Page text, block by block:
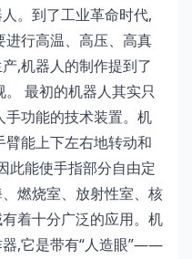
。到了工业革命时代,
进行高温、高压、高真
,机器人的制作提到了
最初的机器人其实只
手功能的技术装置。机
能上下左右地转动和
此能使手指部分自由定
燃烧室、放射性室、核
着十分广泛的应用。机
,它是带有“人造眼”——